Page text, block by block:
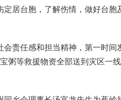
居台胞，了解伤情，做好台胞
责任感和担当精神，第一时间
粥等救援物资全部送到灾区一